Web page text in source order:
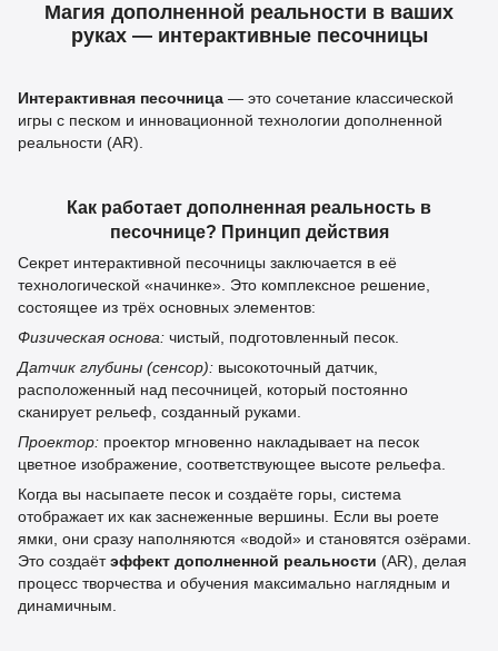
Магия дополненной реальности в ваших
руках — интерактивные песочницы
Интерактивная песочница — это сочетание классической
игры с песком и инновационной технологии дополненной
реальности (AR).
Как работает дополненная реальность в
песочнице? Принцип действия
Секрет интерактивной песочницы заключается в её
технологической «начинке». Это комплексное решение,
состоящее из трёх основных элементов:
Физическая основа: чистый, подготовленный песок.
Датчик глубины (сенсор): высокоточный датчик,
расположенный над песочницей, который постоянно
сканирует рельеф, созданный руками.
Проектор: проектор мгновенно накладывает на песок
цветное изображение, соответствующее высоте рельефа.
Когда вы насыпаете песок и создаёте горы, система
отображает их как заснеженные вершины. Если вы роете
ямки, они сразу наполняются «водой» и становятся озёрами.
Это создаётэффект дополненной реальности (AR), делая
процесс творчества и обучения максимально наглядным и
динамичным.